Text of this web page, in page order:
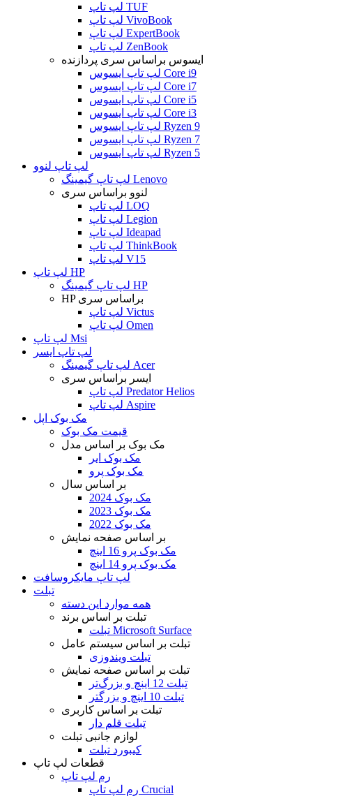
لپ تاپ TUF
لپ تاپ VivoBook
لپ تاپ ExpertBook
لپ تاپ ZenBook
ایسوس براساس سری پردازنده
لپ تاپ ایسوس Core i9
لپ تاپ ایسوس Core i7
لپ تاپ ایسوس Core i5
لپ تاپ ایسوس Core i3
لپ تاپ ایسوس Ryzen 9
لپ تاپ ایسوس Ryzen 7
لپ تاپ ایسوس Ryzen 5
لپ تاپ لنوو
لپ تاپ گیمینگ Lenovo
لنوو براساس سری
لپ تاپ LOQ
لپ تاپ Legion
لپ تاپ Ideapad
لپ تاپ ThinkBook
لپ تاپ V15
لپ تاپ HP
لپ تاپ گیمینگ HP
HP براساس سری
لپ تاپ Victus
لپ تاپ Omen
لپ تاپ Msi
لپ تاپ ایسر
لپ تاپ گیمینگ Acer
ایسر براساس سری
لپ تاپ Predator Helios
لپ تاپ Aspire
مک بوک اپل
قیمت مک بوک
مک بوک بر اساس مدل
مک بوک ایر
مک بوک پرو
بر اساس سال
مک بوک 2024
مک بوک 2023
مک بوک 2022
بر اساس صفحه نمایش
مک بوک پرو 16 اینچ
مک بوک پرو 14 اینچ
لپ تاپ مایکروسافت
تبلت
همه موارد این دسته
تبلت بر اساس برند
تبلت Microsoft Surface
تبلت بر اساس سیستم عامل
تبلت ویندوزی
تبلت بر اساس صفحه نمایش
تبلت 12 اینچ و بزرگ‌تر
تبلت 10 اینچ و بزرگتر
تبلت بر اساس کاربری
تبلت قلم دار
لوازم جانبی تبلت
کیبورد تبلت
قطعات لپ تاپ
رم لپ تاپ
رم لپ تاپ Crucial